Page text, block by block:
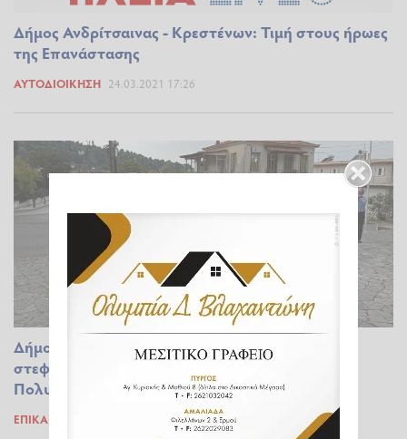
Δήμος Ανδρίτσαινας - Κρεστένων: Τιμή στους ήρωες
της Επανάστασης
ΑΥΤΟΔΙΟΊΚΗΣΗ 24.03.2021 17:26
Δήμος Ανδρίτσαινας-Κρεστένων: Κατάθεση
στεφάνων προς τιμήν των αγωνιστών του
Πολυτεχνείου
ΕΠΊΚΑΙΡΑ